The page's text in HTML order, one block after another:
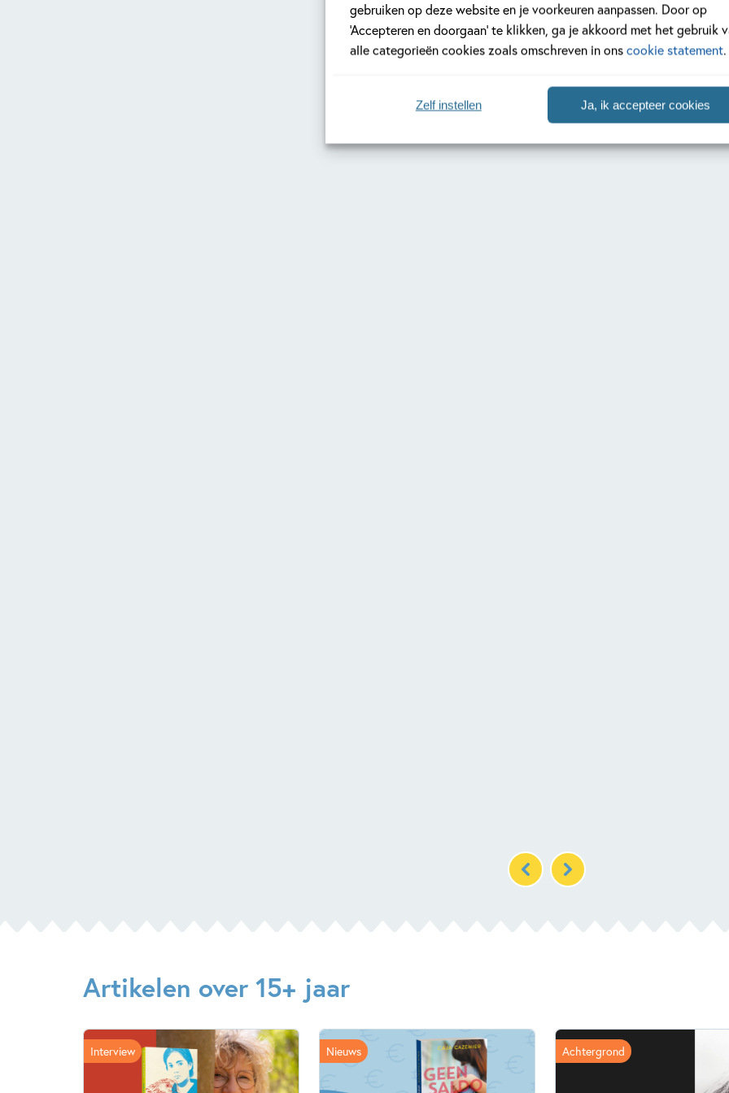
gebruiken op deze website en je voorkeuren aanpassen. Door op
‘Accepteren en doorgaan’ te klikken, ga je akkoord met het gebruik
alle categorieën cookies zoals omschreven in onscookie statement.
Ja, ik accepteer cookies
Zelf instellen
Artikelen over 15+ jaar
Interview Nieuws Achtergrond